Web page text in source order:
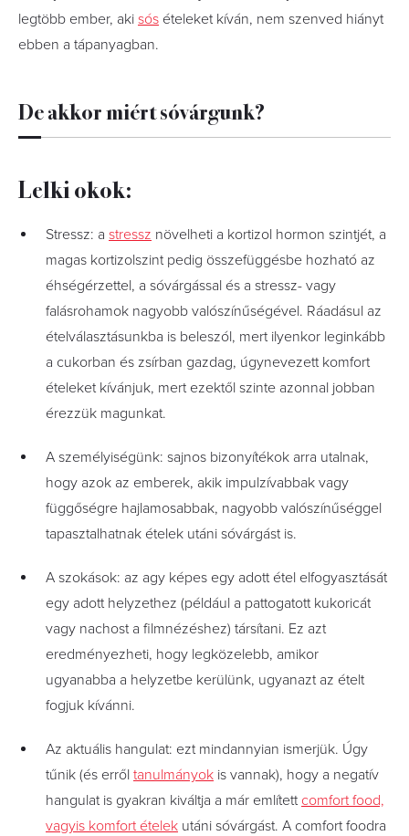
legtöbb ember, aki sós ételeket kíván, nem szenved hiányt
ebben a tápanyagban.
De akkor miért sóvárgunk?
Lelki okok:
Stressz: a stressz növelheti a kortizol hormon szintjét, a
magas kortizolszint pedig összefüggésbe hozható az
éhségérzettel, a sóvárgással és a stressz- vagy
falásrohamok nagyobb valószínűségével. Ráadásul az
ételválasztásunkba is beleszól, mert ilyenkor leginkább
a cukorban és zsírban gazdag, úgynevezett komfort
ételeket kívánjuk, mert ezektől szinte azonnal jobban
érezzük magunkat.
A személyiségünk: sajnos bizonyítékok arra utalnak,
hogy azok az emberek, akik impulzívabbak vagy
függőségre hajlamosabbak, nagyobb valószínűséggel
tapasztalhatnak ételek utáni sóvárgást is.
A szokások: az agy képes egy adott étel elfogyasztását
egy adott helyzethez (például a pattogatott kukoricát
vagy nachost a filmnézéshez) társítani. Ez azt
eredményezheti, hogy legközelebb, amikor
ugyanabba a helyzetbe kerülünk, ugyanazt az ételt
fogjuk kívánni.
Az aktuális hangulat: ezt mindannyian ismerjük. Úgy
tűnik (és erről tanulmányok is vannak), hogy a negatív
hangulat is gyakran kiváltja a már említett comfort food,
vagyis komfort ételek utáni sóvárgást. A comfort foodra